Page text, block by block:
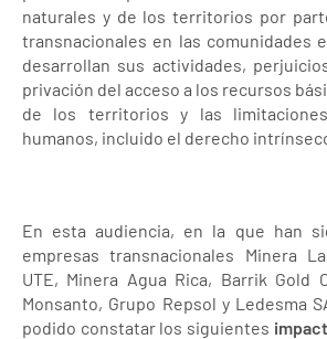
naturales y de los territorios por
transnacionales en las comunidades
desarrollan sus actividades,
privación del acceso a los recursos
de los territorios y las
humanos, incluido el derecho
En esta audiencia, en la que han
empresas transnacionales Minera
UTE, Minera Agua Rica, Barrik Gold
Monsanto, Grupo Repsol y Ledesma
podido constatar los siguientes